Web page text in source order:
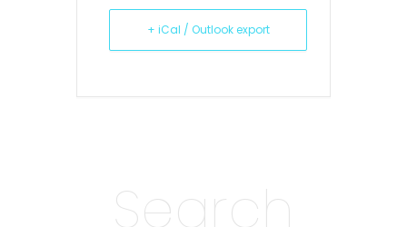
+ iCal / Outlook export
Search